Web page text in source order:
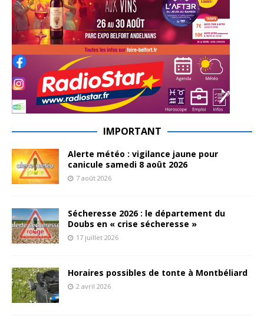
IMPORTANT
Alerte météo : vigilance jaune pour
canicule samedi 8 août 2026
7 août 2026
Sécheresse 2026 : le département du
Doubs en « crise sécheresse »
17 juillet 2026
Horaires possibles de tonte à Montbéliard
2 avril 2026